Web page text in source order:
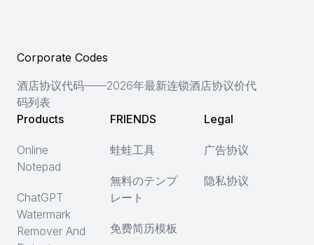
Corporate Codes
酒店协议代码——2026年最新连锁酒店协议价代
码列表
Products
Online
Notepad
ChatGPT
Watermark
Remover And
FRIENDS
蛙蛙工具
無料のテンプ
レート
免费简历模板
Legal
广告协议
隐私协议